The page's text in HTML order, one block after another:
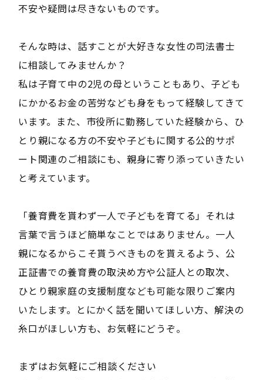
不安や疑問は尽きないものです。
そんな時は、話すことが大好きな女性の司法書士
に相談してみませんか？
私は子育て中の2児の母ということもあり、子ども
にかかるお金の苦労なども身をもって経験してきて
います。また、市役所に勤務していた経験から、ひ
とり親になる方の不安や子どもに関する公的サポ
ート関連のご相談にも、親身に寄り添っていきたい
と考えています。
「養育費を貰わず一人で子どもを育てる」それは
言葉で言うほど簡単なことではありません。一人
親になるからこそ貰うべきものを貰えるよう、公
正証書での養育費の取決め方や公証人との取次、
ひとり親家庭の支援制度なども可能な限りご案内
いたします。とにかく話を聞いてほしい方、解決の
糸口がほしい方も、お気軽にどうぞ。
――まずはお気軽にご相談ください――